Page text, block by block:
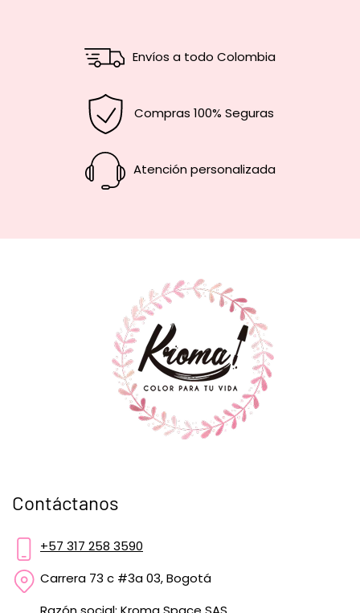
Envíos a todo Colombia
Compras 100% Seguras
Atención personalizada
Contáctanos
+57 317 258 3590
Carrera 73 c #3a 03, Bogotá